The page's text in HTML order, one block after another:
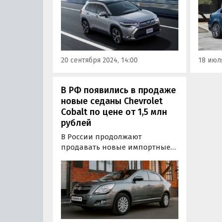
Азии. Цены на них на одном из
сайтов объявлений сейчас
начинаются от 2 400 000
рублей, пишут «Автоновости
дня».
20 сентября 2024, 14:00
одном
пишут
18
В РФ появились в продаже
новые седаны Chevrolet
Cobalt по цене от 1,5 млн
рублей
В России продолжают
продавать новые импортные
которые можно считать
аналогом LADA Vesta, Hyundai
Solaris, Changan Alsvin и других
«бюджетников».